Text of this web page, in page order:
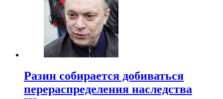
Разин собирается добиваться
перераспределения наследства